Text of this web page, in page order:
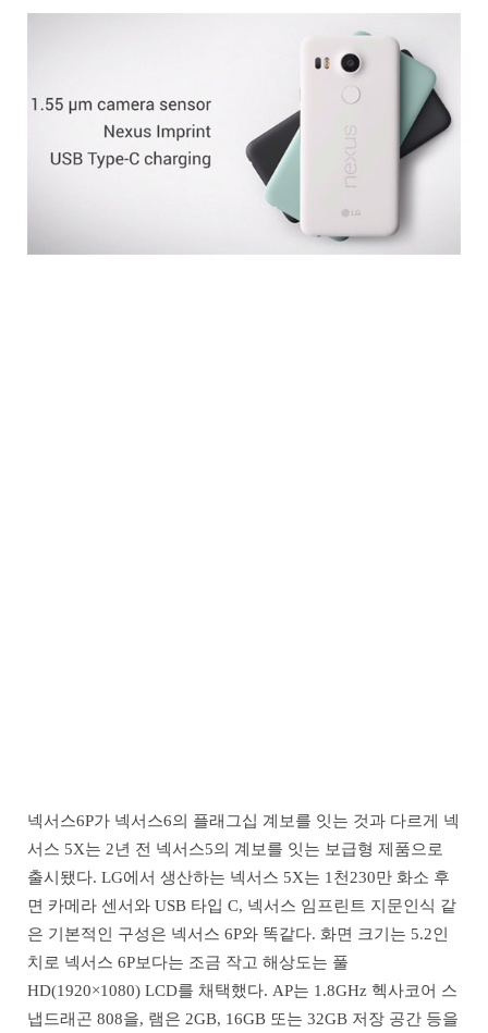
넥서스6P가 넥서스6의 플래그십 계보를 잇는 것과 다르게 넥
서스 5X는 2년 전 넥서스5의 계보를 잇는 보급형 제품으로
출시됐다. LG에서 생산하는 넥서스 5X는 1천230만 화소 후
면 카메라 센서와 USB 타입 C, 넥서스 임프린트 지문인식 같
은 기본적인 구성은 넥서스 6P와 똑같다. 화면 크기는 5.2인
치로 넥서스 6P보다는 조금 작고 해상도는 풀
HD(1920×1080) LCD를 채택했다. AP는 1.8GHz 헥사코어 스
냅드래곤 808을, 램은 2GB, 16GB 또는 32GB 저장 공간 등을